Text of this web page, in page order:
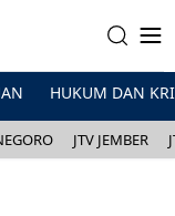
HUKUM DAN
JTV JEMBER